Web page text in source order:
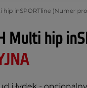
hip inSPORTline (Numer
Multi hip